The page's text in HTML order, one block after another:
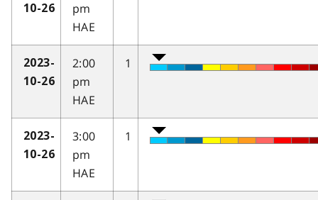
10-26
pm
HAE
2023-
10-26
2:00
pm
HAE
1
2023-
10-26
3:00
pm
HAE
1